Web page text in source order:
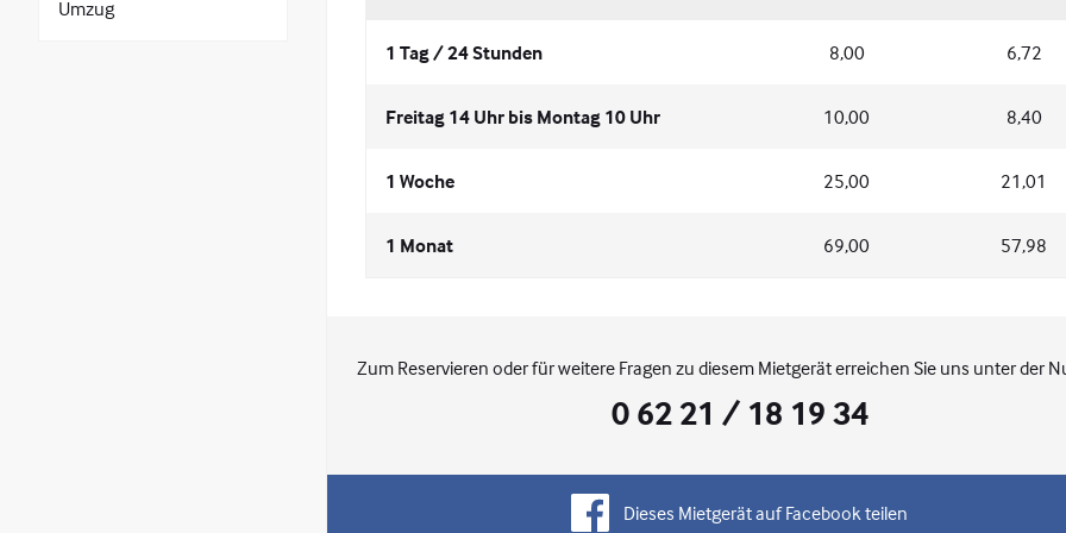
Umzug
1 Tag / 24 Stunden 8,00 6,72
Freitag 14 Uhr bis Montag 10 Uhr 10,00 8,40
1 Woche 25,00 21,01
1 Monat 69,00 57,98
Zum Reservieren oder für weitere Fragen zu diesem Mietgerät erreichen Sie uns unter der
0 62 21 / 18 19 34
Dieses Mietgerät auf Facebook teilen